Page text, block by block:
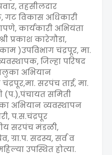
तहसीलदार
गट विकास अधिकारी
कार्यकारी अभियंता
प्रकाश कारेगौडा,
)उपविभाग चंद्रपूर, मा.
जिल्हा परिषद
अभियान
सरपंच ताई, मा.
(प.),पंचायत समिती
अभियान व्यवस्थापन
प.स.चंद्रपूर
सरपंच मंडळी,
ग्रा.प. सदस्य, सर्व व
उपस्थित होत्या.